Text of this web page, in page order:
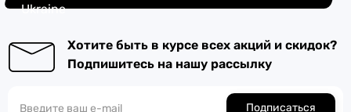
Ukraine
Хотите быть в курсе всех акций и скидок?
Подпишитесь на нашу рассылку
Подписаться